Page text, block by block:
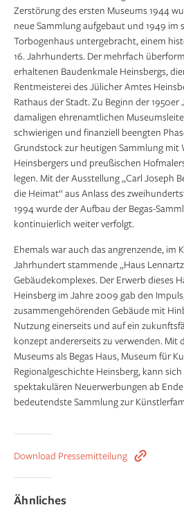
Zerstörung des ersten Museums 1944
neue Sammlung aufgebaut und 1949 im
Torbogenhaus untergebracht, einem
16. Jahrhunderts. Der mehrfach
erhaltenen Baudenkmale Heinsbergs,
Rentmeisterei des Jülicher Amtes
Rathaus der Stadt. Zu Beginn der 1950er
damaligen ehrenamtlichen
schwierigen und finanziell beengten
Grundstock zur heutigen Sammlung mit
Heinsbergers und preußischen
legen. Mit der Ausstellung „Carl Joseph
die Heimat“ aus Anlass des
1994 wurde der Aufbau der Begas-
kontinuierlich weiter verfolgt.
Ehemals war auch das angrenzende, im
Jahrhundert stammende „Haus
Gebäudekomplexes. Der Erwerb dieses
Heinsberg im Jahre 2009 gab den
zusammengehörenden Gebäude mit
Nutzung einerseits und auf ein
konzept andererseits zu verwenden. Mit
Museums als Begas Haus, Museum für
Regionalgeschichte Heinsberg, kann
spektakulären Neuerwerbungen ab
bedeutendste Sammlung zur
Download Pressemitteilung
Ähnliches